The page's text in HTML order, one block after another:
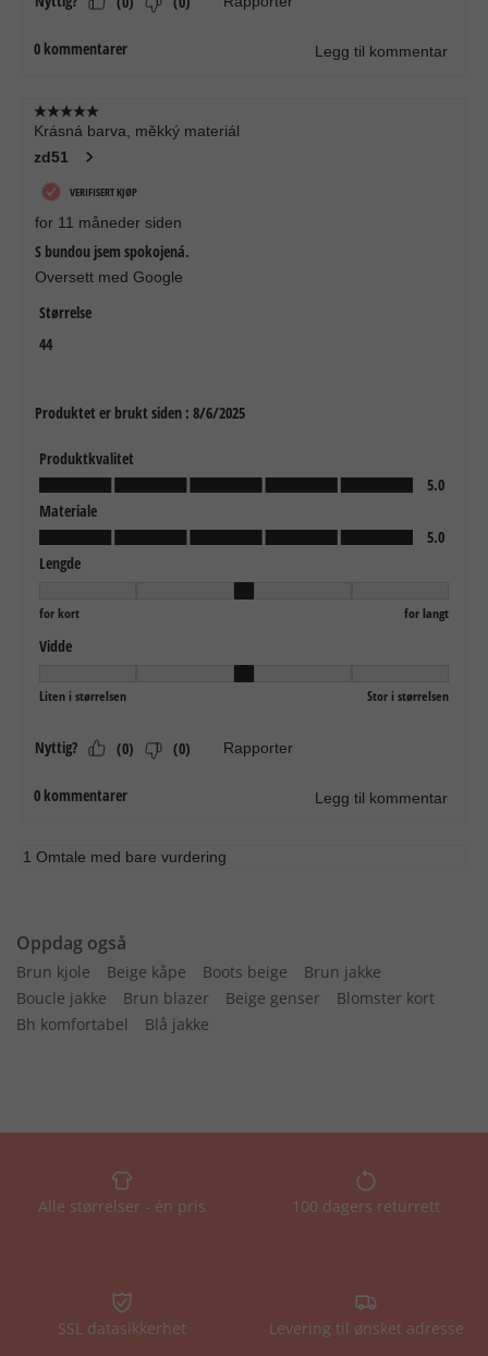
Oppdag også
Brun kjole Beige kåpe Boots beige
Brun jakke
Boucle jakke
Brun blazer Beige genser
Blomster kort
Bh komfortabel
Blå jakke
Alle størrelser - én pris 100 dagers returrett
SSL datasikkerhet Levering til ønsket adresse